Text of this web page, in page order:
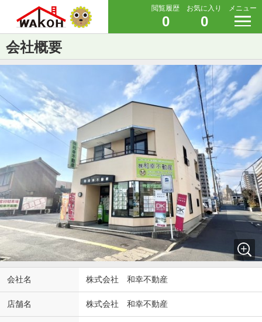
閲覧履歴
0
お気に入り
0
メニュー
会社概要
会社名 株式会社 和幸不動産
店舗名 株式会社 和幸不動産